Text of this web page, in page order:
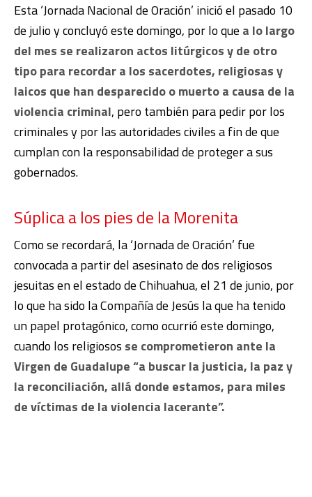
Esta ‘Jornada Nacional de Oración’ inició el pasado 10
de julio y concluyó este domingo, por lo que a lo largo
del mes se realizaron actos litúrgicos y de otro
tipo para recordar a los sacerdotes, religiosas y
laicos que han desparecido o muerto a causa de la
violencia criminal, pero también para pedir por los
criminales y por las autoridades civiles a fin de que
cumplan con la responsabilidad de proteger a sus
gobernados.
Súplica a los pies de la Morenita
Como se recordará, la ‘Jornada de Oración’ fue
convocada a partir del asesinato de dos religiosos
jesuitas en el estado de Chihuahua, el 21 de junio, por
lo que ha sido la Compañía de Jesús la que ha tenido
un papel protagónico, como ocurrió este domingo,
cuando los religiosos se comprometieron ante la
Virgen de Guadalupe “a buscar la justicia, la paz y
la reconciliación, allá donde estamos, para miles
de víctimas de la violencia lacerante”.